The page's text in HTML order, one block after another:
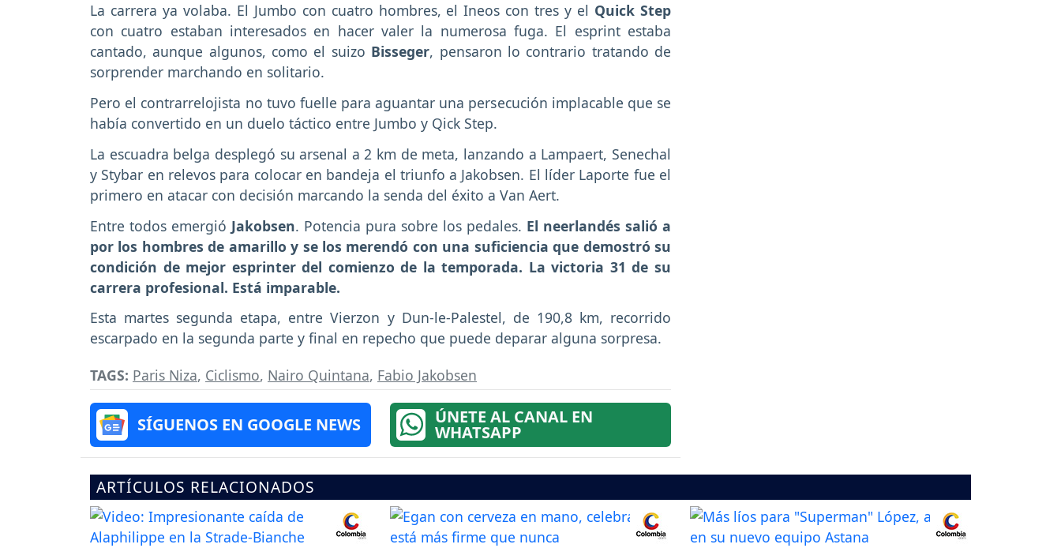
La carrera ya volaba. El Jumbo con cuatro hombres, el Ineos con tres y el Quick Step
con cuatro estaban interesados en hacer valer la numerosa fuga. El esprint estaba
cantado, aunque algunos, como el suizo Bisseger, pensaron lo contrario tratando de
sorprender marchando en solitario.
Pero el contrarrelojista no tuvo fuelle para aguantar una persecución implacable que se
había convertido en un duelo táctico entre Jumbo y Qick Step.
La escuadra belga desplegó su arsenal a 2 km de meta, lanzando a Lampaert, Senechal
y Stybar en relevos para colocar en bandeja el triunfo a Jakobsen. El líder Laporte fue el
primero en atacar con decisión marcando la senda del éxito a Van Aert.
Entre todos emergió Jakobsen. Potencia pura sobre los pedales. El neerlandés salió a
por los hombres de amarillo y se los merendó con una suficiencia que demostró su
condición de mejor esprinter del comienzo de la temporada. La victoria 31 de su
carrera profesional. Está imparable.
Esta martes segunda etapa, entre Vierzon y Dun-le-Palestel, de 190,8 km, recorrido
escarpado en la segunda parte y final en repecho que puede deparar alguna sorpresa.
TAGS: Paris Niza, Ciclismo, Nairo Quintana, Fabio Jakobsen
SÍGUENOS EN GOOGLE NEWS ÚNETE AL CANAL EN
WHATSAPP
ARTÍCULOS RELACIONADOS